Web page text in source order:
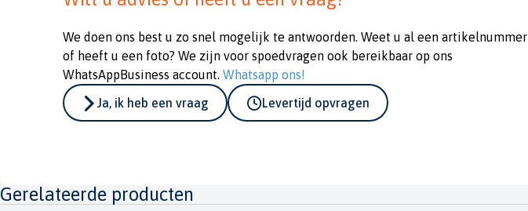
We doen ons best u zo snel mogelijk te antwoorden. Weet u al een artikelnummer
of heeft u een foto? We zijn voor spoedvragen ook bereikbaar op ons
WhatsAppBusiness account. Whatsapp ons!
Ja, ik heb een vraag
Levertijd opvragen
Gerelateerde producten